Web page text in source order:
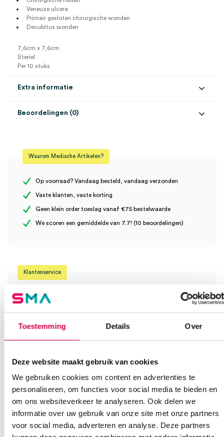
Toestemming Details Over
Deze website maakt gebruik van cookies
We gebruiken cookies om content en advertenties te
personaliseren, om functies voor social media te bieden en
om ons websiteverkeer te analyseren. Ook delen we
informatie over uw gebruik van onze site met onze partners
voor social media, adverteren en analyse. Deze partners
Veneuze ulcera
Primair gesloten chirurgische wonden
Decubitus wonden
7,6cm x 7,6cm
Steriel
Per 10 stuks
Extra informatie
Steriel steriel
Beoordelingen (0)
Er zijn nog geen beoordelingen.
(10)” te beoordelen
Waarom Medische Artikelen?
Op voorraad? Vandaag besteld, vandaag verzonden
Vaste klanten, vaste korting
Geen klein order toeslag vanaf €75 bestelwaarde
We scoren een gemiddelde van 7.7! (10 beoordelingen)
Klantenservice
Heb je een vraag?
Vind je antwoord snel en makkelijk op onze klantenservice pagina.
Onze klantenservice is bereikbaar van maandag t/m vrijdag van
08:30 tot 17:00
Bel Anca E-mail Anca Contactformulier